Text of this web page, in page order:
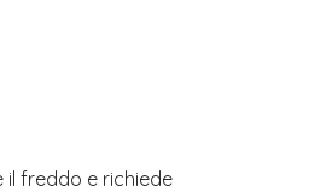
freddo e richiede